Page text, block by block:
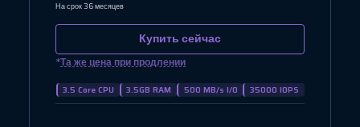
На срок 36 месяцев
Купить сейчас
*Та же цена при продлении
4 Core CPU 4GB RAM 900 MB/s I/O 40000 IOPS